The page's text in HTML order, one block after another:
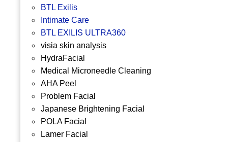
BTL Exilis
Intimate Care
BTL EXILIS ULTRA360
visia skin analysis
HydraFacial
Medical Microneedle Cleaning
AHA Peel
Problem Facial
Japanese Brightening Facial
POLA Facial
Lamer Facial